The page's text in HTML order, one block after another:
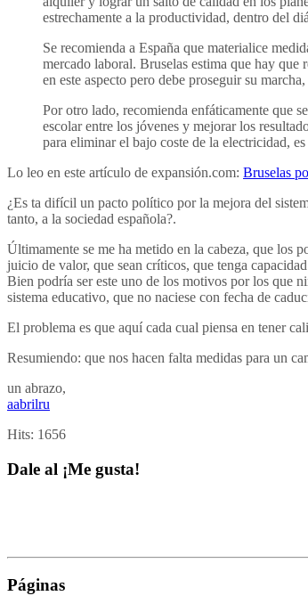
estrechamente a la productividad, dentro del
Se recomienda a España que materialice
mercado laboral. Bruselas estima que hay
en este aspecto pero debe proseguir su
Por otro lado, recomienda enfáticamente que
escolar entre los jóvenes y mejorar los
para eliminar el bajo coste de la electricidad,
Lo leo en este artículo de expansión.com: Bruselas
¿Es ta difícil un pacto político por la mejora del
tanto, a la sociedad española?.
Últimamente se me ha metido en la cabeza, que los
juicio de valor, que sean críticos, que tenga
Bien podría ser este uno de los motivos por los que
sistema educativo, que no naciese con fecha de
El problema es que aquí cada cual piensa en tener
Resumiendo: que nos hacen falta medidas para un
un abrazo,
aabrilru
Hits: 1656
Dale al ¡Me gusta!
Páginas